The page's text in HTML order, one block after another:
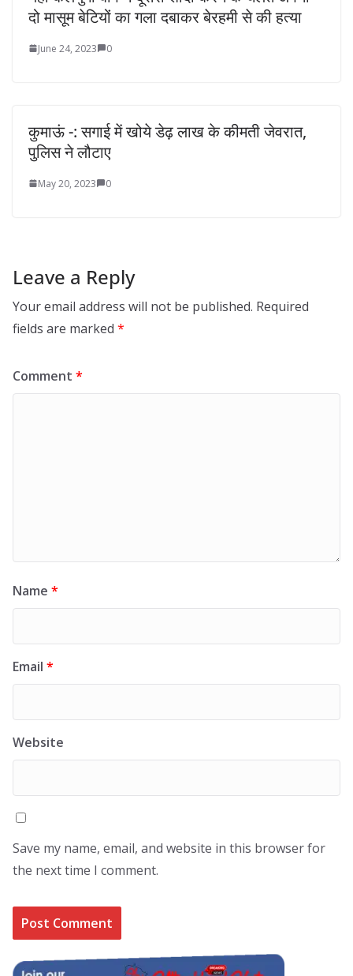
दो मासूम बेटियों का गला दबाकर बेरहमी से की हत्या
June 24, 2023 0
कुमाऊं -: सगाई में खोये डेढ़ लाख के कीमती जेवरात,
पुलिस ने लौटाए
May 20, 2023 0
Leave a Reply
Your email address will not be published. Required
fields are marked *
Comment *
Name *
Email *
Website
Save my name, email, and website in this browser for
the next time I comment.